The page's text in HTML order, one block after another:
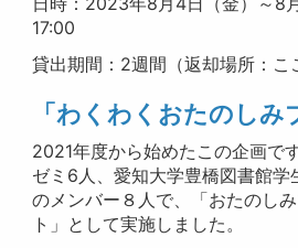
17:00
貸出期間：2週間（返却場所：こ
「わくわくおたのし
2021年度から始めたこの企画で
ゼミ6人、愛知大学豊橋図書館学
のメンバー８人で、「おたのし
ト」として実施しました。